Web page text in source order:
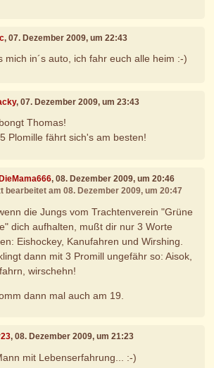
, 07. Dezember 2009, um 22:43
mich in´s auto, ich fahr euch alle heim :-)
, 07. Dezember 2009, um 23:43
Thomas!
Plomille fährt sich's am besten!
, 08. Dezember 2009, um 20:46
bearbeitet am 08. Dezember 2009, um 20:47
die Jungs vom Trachtenverein "Grüne
dich aufhalten, mußt dir nur 3 Worte
Eishockey, Kanufahren und Wirshing.
dann mit 3 Promill ungefähr so: Aisok,
wirschehn!
dann mal auch am 19.
, 08. Dezember 2009, um 21:23
mit Lebenserfahrung... :-)